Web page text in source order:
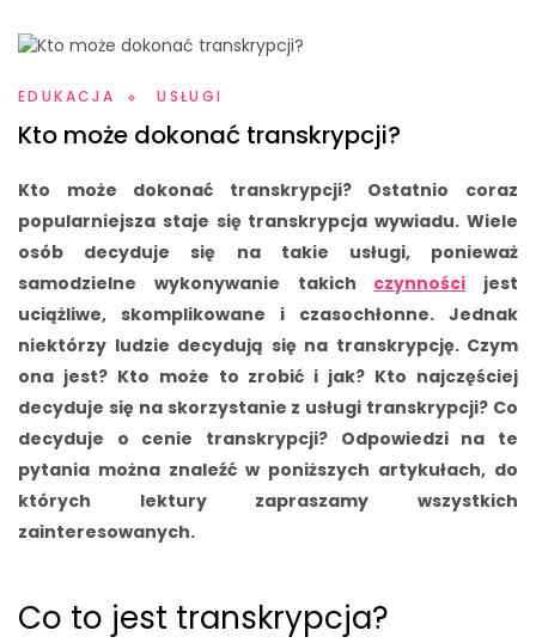
EDUKACJA USŁUGI
Kto może dokonać transkrypcji?
Kto może dokonać transkrypcji? Ostatnio coraz
popularniejsza staje się transkrypcja wywiadu. Wiele
osób decyduje się na takie usługi, ponieważ
samodzielne wykonywanie takich czynności jest
uciążliwe, skomplikowane i czasochłonne. Jednak
niektórzy ludzie decydują się na transkrypcję. Czym
ona jest? Kto może to zrobić i jak? Kto najczęściej
decyduje się na skorzystanie z usługi transkrypcji? Co
decyduje o cenie transkrypcji? Odpowiedzi na te
pytania można znaleźć w poniższych artykułach, do
których lektury zapraszamy wszystkich
zainteresowanych.
Co to jest transkrypcja?